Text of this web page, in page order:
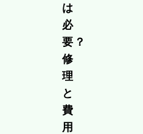
は
必
要？
修
理
と
費
用